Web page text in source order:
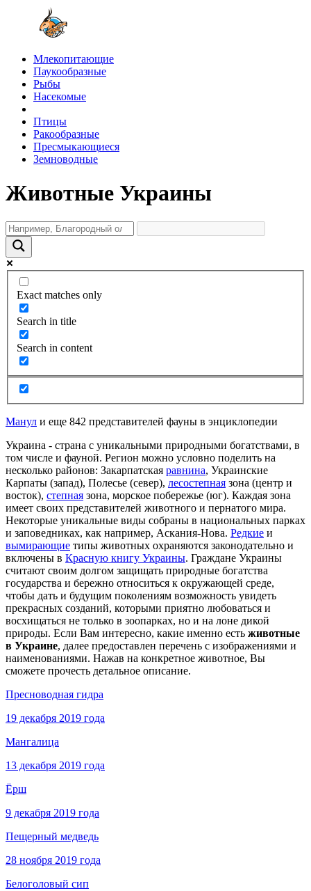
Млекопитающие
Паукообразные
Рыбы
Насекомые
Птицы
Ракообразные
Пресмыкающиеся
Земноводные
Животные Украины
Exact matches only
Search in title
Search in content
Манул и еще 842 представителей фауны в энциклопедии
Украина - страна с уникальными природными богатствами, в
том числе и фауной. Регион можно условно поделить на
несколько районов: Закарпатская равнина, Украинские
Карпаты (запад), Полесье (север), лесостепная зона (центр и
восток), степная зона, морское побережье (юг). Каждая зона
имеет своих представителей животного и пернатого мира.
Некоторые уникальные виды собраны в национальных парках
и заповедниках, как например, Аскания-Нова. Редкие и
вымирающие типы животных охраняются законодательно и
включены в Красную книгу Украины. Граждане Украины
считают своим долгом защищать природные богатства
государства и бережно относиться к окружающей среде,
чтобы дать и будущим поколениям возможность увидеть
прекрасных созданий, которыми приятно любоваться и
восхищаться не только в зоопарках, но и на лоне дикой
природы. Если Вам интересно, какие именно есть животные
в Украине, далее предоставлен перечень с изображениями и
наименованиями. Нажав на конкретное животное, Вы
сможете прочесть детальное описание.
Пресноводная гидра
19 декабря 2019 года
Мангалица
13 декабря 2019 года
Ёрш
9 декабря 2019 года
Пещерный медведь
28 ноября 2019 года
Белоголовый сип